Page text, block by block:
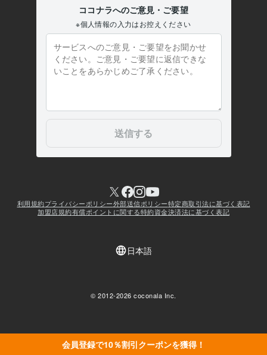
会員登録で10％割引クーポンを獲得！